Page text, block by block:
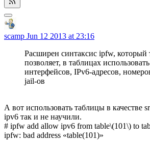
scamp Jun 12 2013 at 23:16
Расширен синтаксис ipfw, который
позволяет, в таблицах
интерфейсов, IPv6-адресов,
jail-ов
А вот использовать таблицы в качестве
ipv6 так и не научили.
# ipfw add allow ipv6 from table\(101\) to
ipfw: bad address «table(101)»